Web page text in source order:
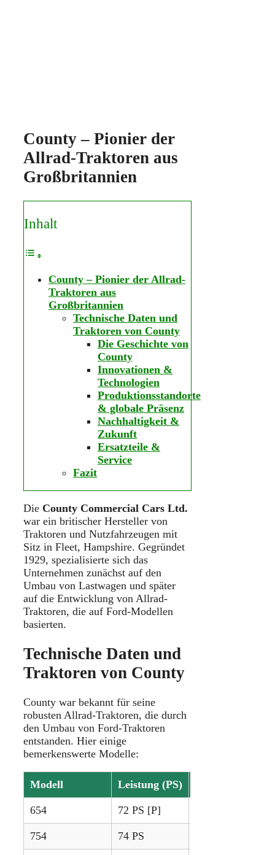
County – Pionier der
Allrad-Traktoren aus
Großbritannien
Inhalt
County – Pionier der Allrad-
Traktoren aus
Großbritannien
Technische Daten und
Traktoren von County
Die Geschichte von
County
Innovationen &
Technologien
Produktionsstandorte
& globale Präsenz
Nachhaltigkeit &
Zukunft
Ersatzteile &
Service
Fazit
Die County Commercial Cars Ltd.
war ein britischer Hersteller von
Traktoren und Nutzfahrzeugen mit
Sitz in Fleet, Hampshire. Gegründet
1929, spezialisierte sich das
Unternehmen zunächst auf den
Umbau von Lastwagen und später
auf die Entwicklung von Allrad-
Traktoren, die auf Ford-Modellen
basierten.
Technische Daten und
Traktoren von County
County war bekannt für seine
robusten Allrad-Traktoren, die durch
den Umbau von Ford-Traktoren
entstanden. Hier einige
bemerkenswerte Modelle:
Modell Leistung (PS)
654 72 PS [P]
754 74 PS